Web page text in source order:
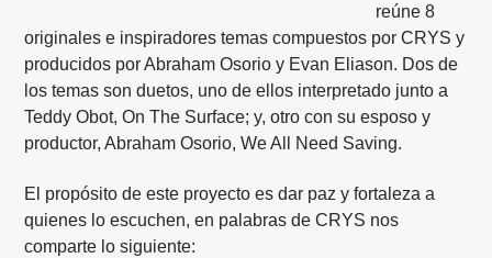
reúne 8
originales e inspiradores temas compuestos por CRYS y
producidos por Abraham Osorio y Evan Eliason. Dos de
los temas son duetos, uno de ellos interpretado junto a
Teddy Obot, On The Surface; y, otro con su esposo y
productor, Abraham Osorio, We All Need Saving.
El propósito de este proyecto es dar paz y fortaleza a
quienes lo escuchen, en palabras de CRYS nos
comparte lo siguiente: